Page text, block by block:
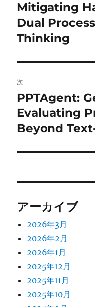
ナ
ビ
シ
ョ
ン
の
投
稿:
Mitigating
Dual
Thinking
次
次
の
投
PPTAgent:
Evaluating
Beyond
アーカイブ
2026年3月
2026年2月
2026年1月
2025年12月
2025年11月
2025年10月